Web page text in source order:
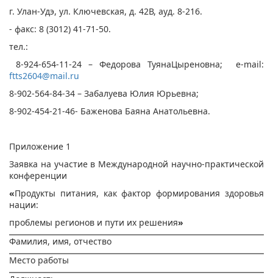
г. Улан-Удэ, ул. Ключевская, д. 42В, ауд. 8-216.
- факс: 8 (3012) 41-71-50.
тел.:
8-924-654-11-24 – Федорова ТуянаЦыреновна; e-mail:
ftts2604@mail.ru
8-902-564-84-34 – Забалуева Юлия Юрьевна;
8-902-454-21-46- Баженова Баяна Анатольевна.
Приложение 1
Заявка на участие в Международной научно-практической
конференции
«Продукты питания, как фактор формирования здоровья
нации:
проблемы регионов и пути их решения»
Фамилия, имя, отчество
Место работы